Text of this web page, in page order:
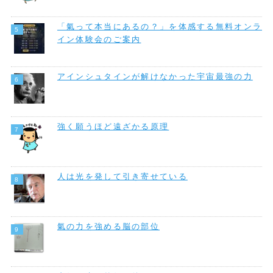
「氣って本当にあるの？」を体感する無料オンラ
イン体験会のご案内
アインシュタインが解けなかった宇宙最強の力
強く願うほど遠ざかる原理
人は光を発して引き寄せている
氣の力を強める脳の部位